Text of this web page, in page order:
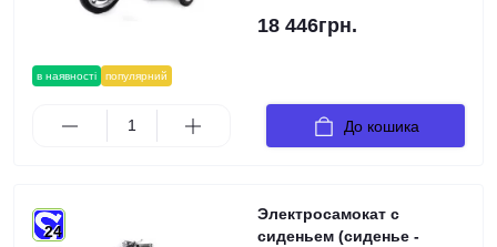
в наявності популярний
18 446грн.
До кошика
24
Электросамокат с
сиденьем (сиденье -